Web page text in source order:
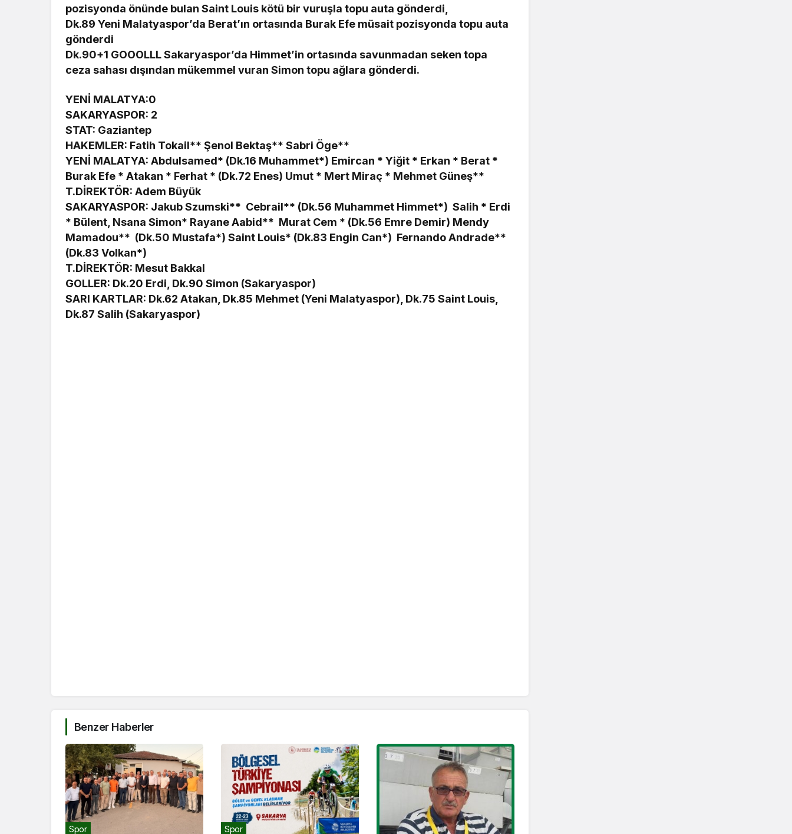
pozisyonda önünde bulan Saint Louis kötü bir vuruşla topu auta gönderdi,
Dk.89 Yeni Malatyaspor’da Berat’ın ortasında Burak Efe müsait pozisyonda topu auta
gönderdi
Dk.90+1 GOOOLLL Sakaryaspor’da Himmet’in ortasında savunmadan seken topa
ceza sahası dışından mükemmel vuran Simon topu ağlara gönderdi.
YENİ MALATYA:0
SAKARYASPOR: 2
STAT: Gaziantep
HAKEMLER: Fatih Tokail** Şenol Bektaş** Sabri Öge**
YENİ MALATYA: Abdulsamed* (Dk.16 Muhammet*) Emircan * Yiğit * Erkan * Berat *
Burak Efe * Atakan * Ferhat * (Dk.72 Enes) Umut * Mert Miraç * Mehmet Güneş**
T.DİREKTÖR: Adem Büyük
SAKARYASPOR: Jakub Szumski** Cebrail** (Dk.56 Muhammet Himmet*) Salih * Erdi
* Bülent, Nsana Simon* Rayane Aabid** Murat Cem * (Dk.56 Emre Demir) Mendy
Mamadou** (Dk.50 Mustafa*) Saint Louis* (Dk.83 Engin Can*) Fernando Andrade**
(Dk.83 Volkan*)
T.DİREKTÖR: Mesut Bakkal
GOLLER: Dk.20 Erdi, Dk.90 Simon (Sakaryaspor)
SARI KARTLAR: Dk.62 Atakan, Dk.85 Mehmet (Yeni Malatyaspor), Dk.75 Saint Louis,
Dk.87 Salih (Sakaryaspor)
Benzer Haberler
Spor Spor